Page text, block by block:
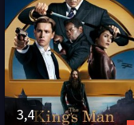
3,4